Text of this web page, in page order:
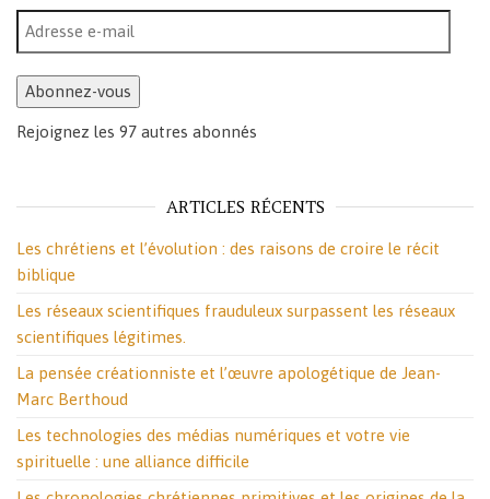
Adresse e-mail
Abonnez-vous
Rejoignez les 97 autres abonnés
ARTICLES RÉCENTS
Les chrétiens et l’évolution : des raisons de croire le récit
biblique
Les réseaux scientifiques frauduleux surpassent les réseaux
scientifiques légitimes.
La pensée créationniste et l’œuvre apologétique de Jean-
Marc Berthoud
Les technologies des médias numériques et votre vie
spirituelle : une alliance difficile